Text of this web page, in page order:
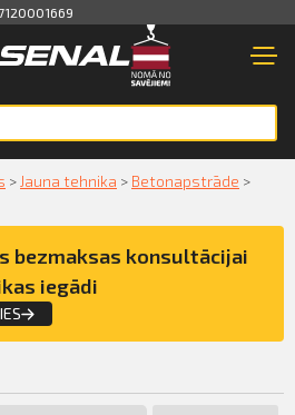
NOMA
eParaksts mobile
> Jauna tehnika > Betonapstrāde >
bezmaksas konsultācijai
iegādi
par tehnikas
iegādi